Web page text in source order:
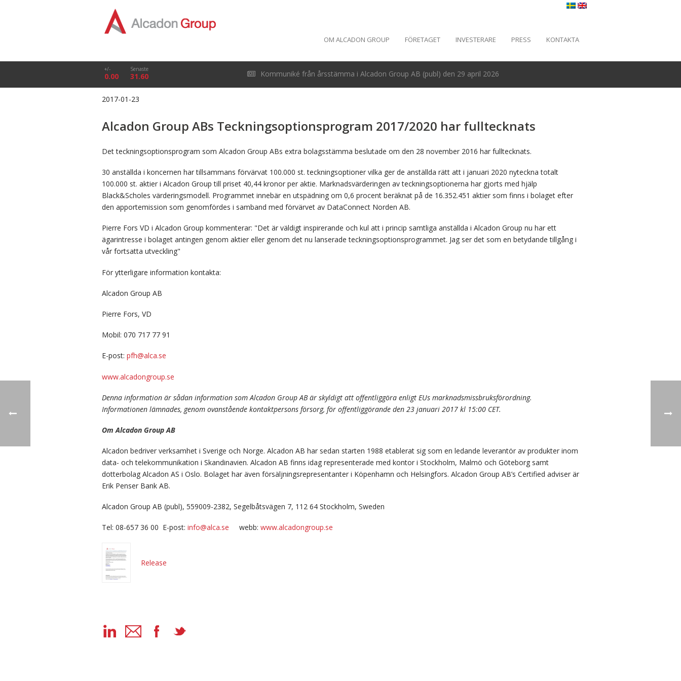
OM ALCADON GROUP FÖRETAGET INVESTERARE PRESS KONTAKTA
+/-
0.00
Senaste
31.60 Kommuniké från årsstämma i Alcadon Group AB (publ) den 29 april 2026
2017-01-23
Alcadon Group ABs Teckningsoptionsprogram 2017/2020 har fulltecknats
Det teckningsoptionsprogram som Alcadon Group ABs extra bolagsstämma beslutade om den 28 november 2016 har fulltecknats.
30 anställda i koncernen har tillsammans förvärvat 100.000 st. teckningsoptioner vilka ger de anställda rätt att i januari 2020 nyteckna totalt
100.000 st. aktier i Alcadon Group till priset 40,44 kronor per aktie. Marknadsvärderingen av teckningsoptionerna har gjorts med hjälp
Black&Scholes värderingsmodell. Programmet innebär en utspädning om 0,6 procent beräknat på de 16.352.451 aktier som finns i bolaget efter
den apportemission som genomfördes i samband med förvärvet av DataConnect Norden AB.
Pierre Fors VD i Alcadon Group kommenterar: "Det är väldigt inspirerande och kul att i princip samtliga anställda i Alcadon Group nu har ett
ägarintresse i bolaget antingen genom aktier eller genom det nu lanserade teckningsoptionsprogrammet. Jag ser det som en betydande tillgång i
vår fortsatta utveckling"
För ytterligare information kontakta:
Alcadon Group AB
Pierre Fors, VD
Mobil: 070 717 77 91
E-post: pfh@alca.se
www.alcadongroup.se
Denna information är sådan information som Alcadon Group AB är skyldigt att offentliggöra enligt EUs marknadsmissbruksförordning.
Informationen lämnades, genom ovanstående kontaktpersons försorg, för offentliggörande den 23 januari 2017 kl 15:00 CET.
Om Alcadon Group AB
Alcadon bedriver verksamhet i Sverige och Norge. Alcadon AB har sedan starten 1988 etablerat sig som en ledande leverantör av produkter inom
data- och telekommunikation i Skandinavien. Alcadon AB finns idag representerade med kontor i Stockholm, Malmö och Göteborg samt
dotterbolag Alcadon AS i Oslo. Bolaget har även försäljningsrepresentanter i Köpenhamn och Helsingfors. Alcadon Group AB’s Certified adviser är
Erik Penser Bank AB.
Alcadon Group AB (publ), 559009-2382, Segelbåtsvägen 7, 112 64 Stockholm, Sweden
Tel: 08-657 36 00 E-post: info@alca.se webb: www.alcadongroup.se
Release